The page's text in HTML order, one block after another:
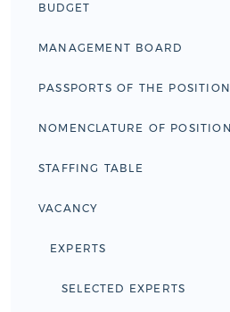
BUDGET
MANAGEMENT BOARD
PASSPORTS OF THE POSITION
NOMENCLATURE OF
STAFFING TABLE
VACANCY
EXPERTS
SELECTED EXPERTS